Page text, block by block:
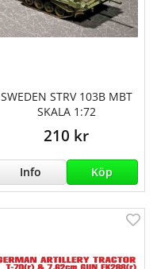
SWEDEN STRV 103B MBT
SKALA 1:72
210 kr
Info Köp